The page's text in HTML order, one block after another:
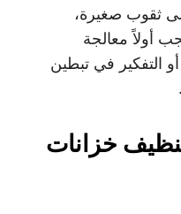
ثقوب صغيرة،
أولاً معالجة
التفكير في تبطين
خزانات